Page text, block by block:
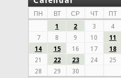
ПН ВТ СР ЧТ ПТ
1
2 3 4
7
8 9 10 11
14
15 16 17 18
21
22 23 24 25
28
29 30